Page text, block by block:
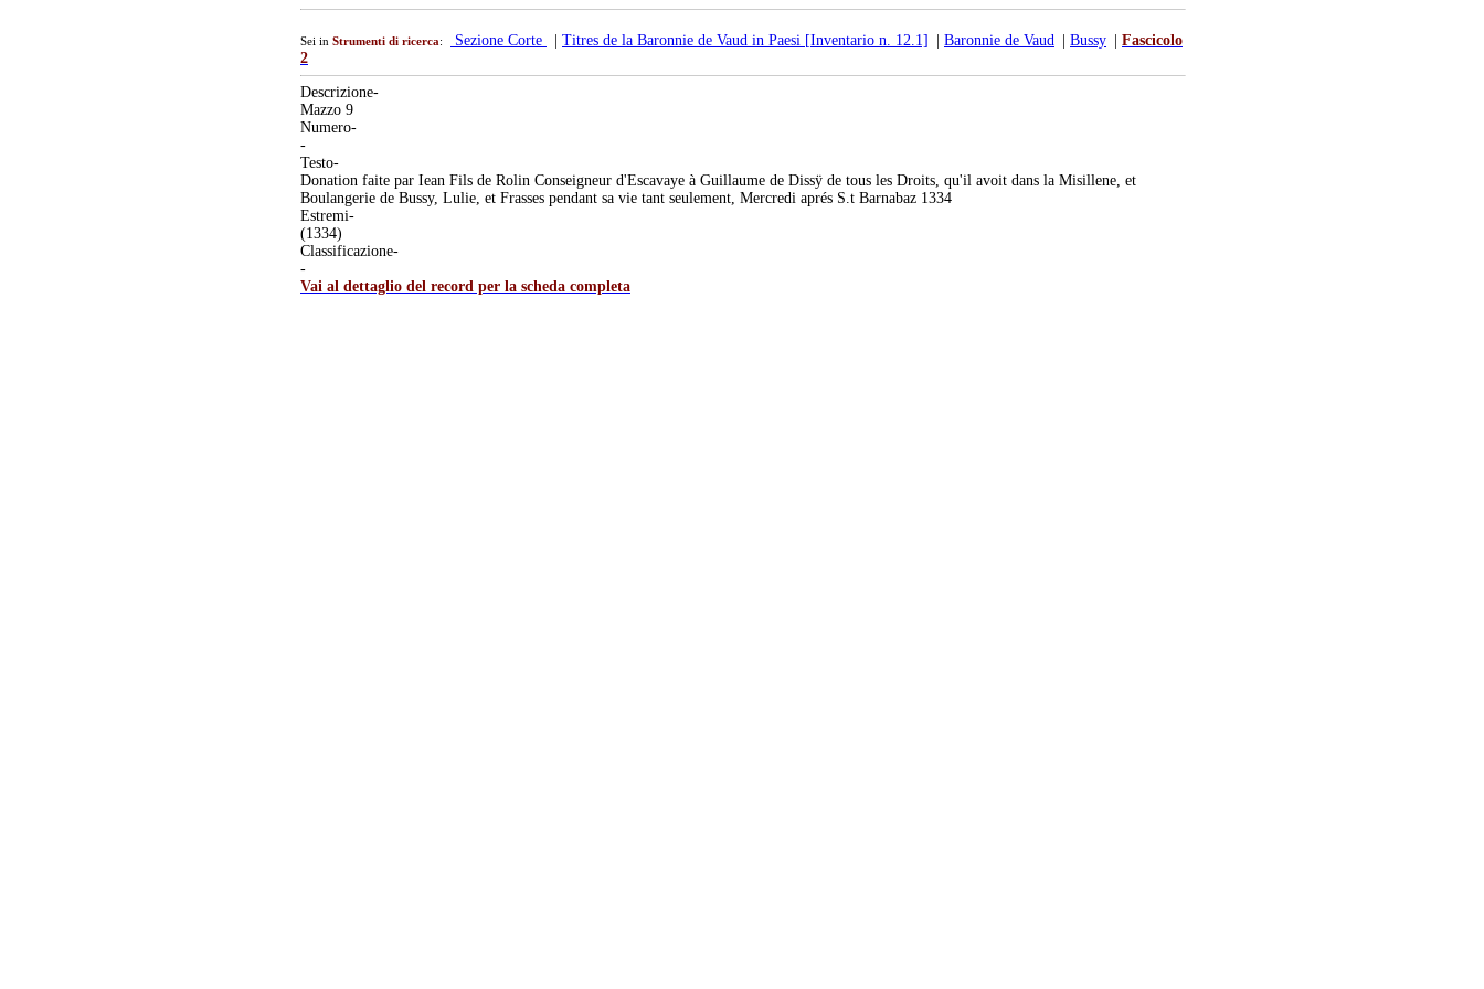
Sei in Strumenti di ricerca: Sezione Corte Titres de la Baronnie de Vaud in Paesi [Inventario n. 12.1] Baronnie de Vaud Bussy
Fascicolo
2
Descrizione-
Mazzo 9
Numero-
-
Testo-
Donation faite par Iean Fils de Rolin Conseigneur d'Escavaye à Guillaume de Dissÿ de tous les Droits, qu'il avoit dans la Misillene, et
Boulangerie de Bussy, Lulie, et Frasses pendant sa vie tant seulement, Mercredi aprés S.t Barnabaz 1334
Estremi-
(1334)
Classificazione-
-
Vai al dettaglio del record per la scheda completa